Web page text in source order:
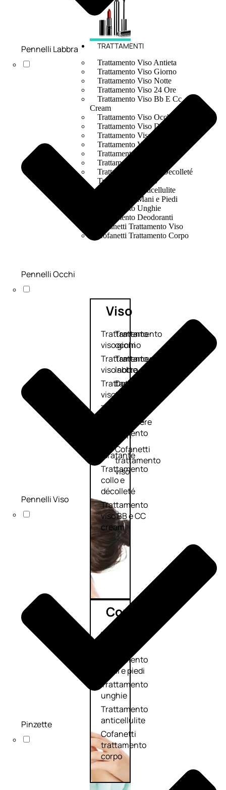
TRATTAMENTI
Trattamento Viso Antieta
Trattamento Viso Giorno
Trattamento Viso Notte
Trattamento Viso 24 Ore
Trattamento Viso Bb E Cc
Cream
Trattamento Viso Occhi
Trattamento Viso Detergenza
Trattamento Viso Maschere
Trattamento Viso Idratante
Trattamento Viso Labbra
Trattamento Viso Sieri
Trattamento Collo e Decolleté
Trattamento Corpo
Trattamento Anticellulite
Trattamento Mani e Piedi
Trattamento Unghie
Trattamento Deodoranti
Cofanetti Trattamento Viso
Cofanetti Trattamento Corpo
Viso
Trattamento
viso giorno
Trattamento
viso notte
Trattamento
viso 24 ore
Trattamento
viso antietà
Trattamento
idratante
Trattamento
collo e
décolleté
Trattamento
viso BB e CC
cream
Trattamento
occhi
Trattamento
labbra
Detergenti
trattanti
Maschere
Sieri
Cofanetti
trattamento
viso
Corpo
Trattamento
Trattamento
mani e piedi
Trattamento
unghie
Trattamento
anticellulite
Cofanetti
trattamento
corpo
Pennelli Labbra
Pennelli Occhi
Pennelli Viso
Pinzette